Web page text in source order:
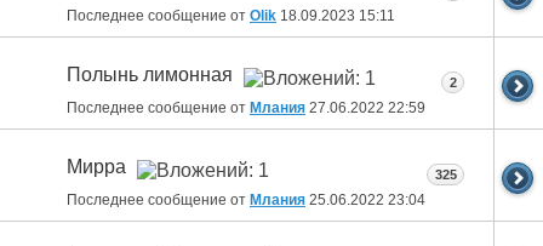
Последнее сообщение от Olik 18.09.2023 15:11
Полынь лимонная
Последнее сообщение от Млания 27.06.2022 22:59
2
Мирра
Последнее сообщение от Млания 25.06.2022 23:04
325